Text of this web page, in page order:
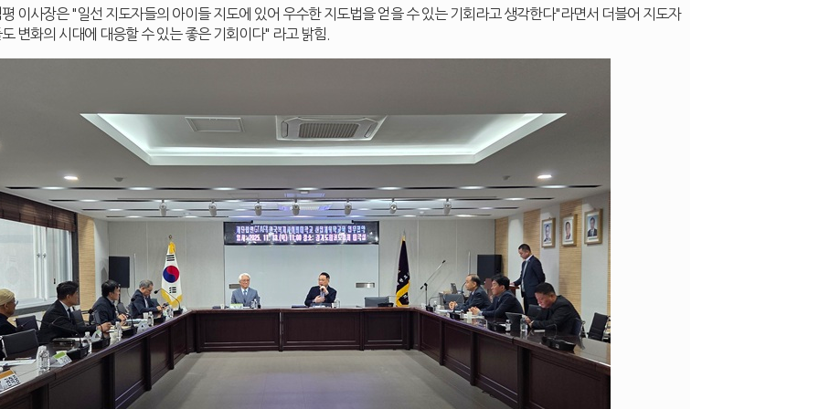
이사장은 "일선 지도자들의 아이들 지도에 있어 우수한 지도법을 얻을 수 있는 기회라고 생각한다"라면서 더블어 지도자
변화의 시대에 대응할 수 있는 좋은 기회이다" 라고 밝힘.